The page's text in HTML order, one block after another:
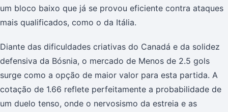
um bloco baixo que já se provou eficiente contra ataques
mais qualificados, como o da Itália.
Diante das dificuldades criativas do Canadá e da solidez
defensiva da Bósnia, o mercado de Menos de 2.5 gols
surge como a opção de maior valor para esta partida. A
cotação de 1.66 reflete perfeitamente a probabilidade de
um duelo tenso, onde o nervosismo da estreia e as